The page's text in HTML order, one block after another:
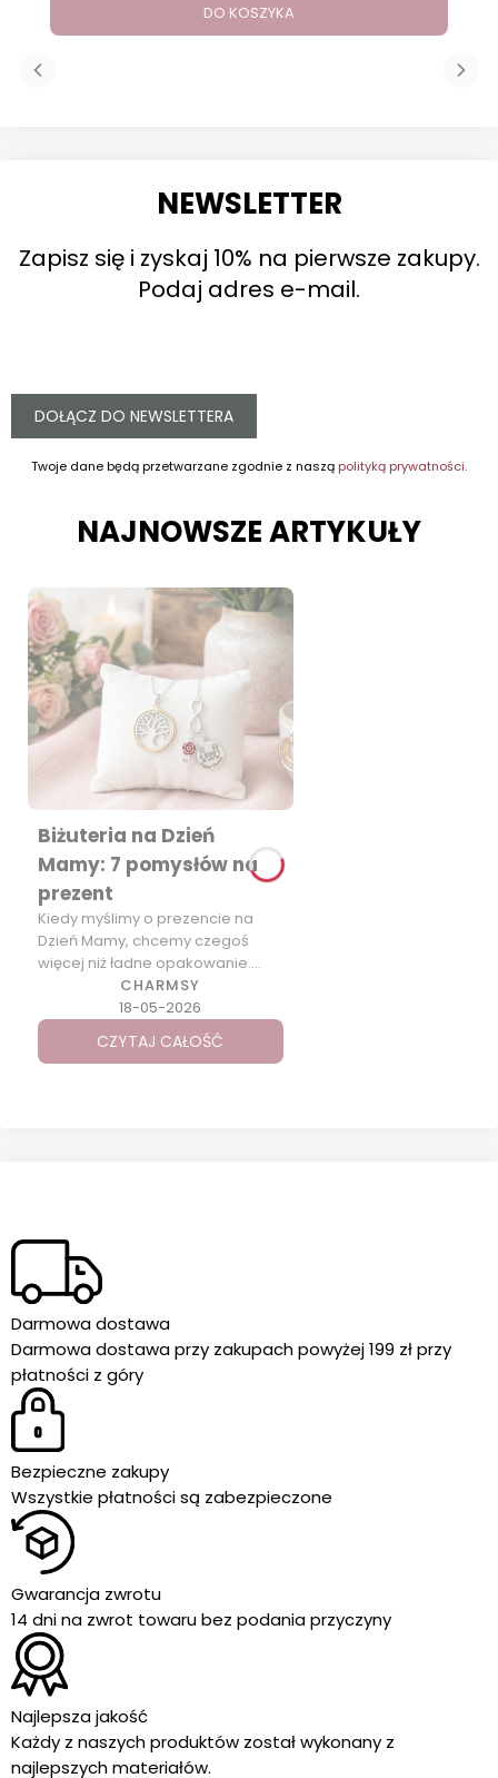
DO KOSZYKA
NEWSLETTER
Zapisz się i zyskaj 10% na pierwsze zakupy.
Podaj adres e-mail.
DOŁĄCZ DO NEWSLETTERA
Twoje dane będą przetwarzane zgodnie z naszą polityką prywatności.
NAJNOWSZE ARTYKUŁY
CHARMSY
18-05-2026
Biżuteria na Dzień
Mamy: 7 pomysłów na
prezent
Kiedy myślimy o prezencie na
Dzień Mamy, chcemy czegoś
więcej niż ładne opakowanie.
Chcemy podarować coś […]
CZYTAJ CAŁOŚĆ
Darmowa dostawa
Darmowa dostawa przy zakupach powyżej 199 zł przy
płatności z góry
Bezpieczne zakupy
Wszystkie płatności są zabezpieczone
Gwarancja zwrotu
14 dni na zwrot towaru bez podania przyczyny
Najlepsza jakość
Każdy z naszych produktów został wykonany z
najlepszych materiałów.